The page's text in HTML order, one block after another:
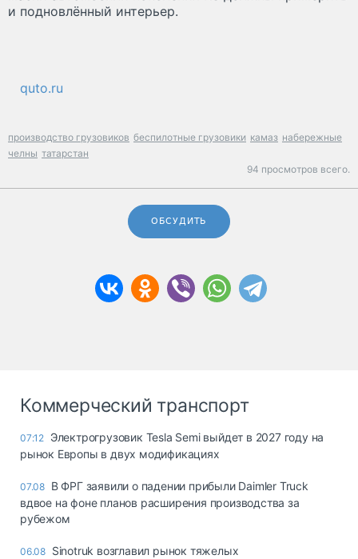
и подновлённый интерьер.
quto.ru
производство грузовиков беспилотные грузовики камаз набережные
челны татарстан
94 просмотров всего.
ОБСУДИТЬ
Коммерческий транспорт
07:12 Электрогрузовик Tesla Semi выйдет в 2027 году на
рынок Европы в двух модификациях
07.08 В ФРГ заявили о падении прибыли Daimler Truck
вдвое на фоне планов расширения производства за
рубежом
06.08 Sinotruk возглавил рынок тяжелых